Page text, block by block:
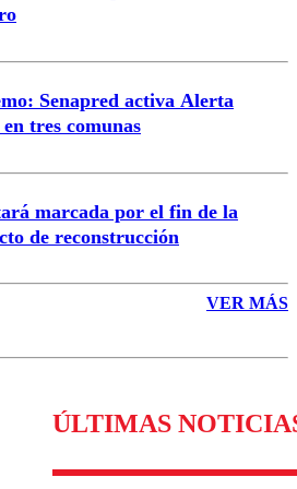
Senapred activa Alerta
tres comunas
marcada por el fin de la
de reconstrucción
VER MÁS
ÚLTIMAS